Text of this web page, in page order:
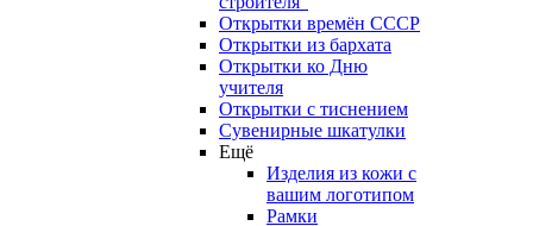
Открытки времён СССР
Открытки из бархата
Открытки ко Дню
учителя
Открытки с тиснением
Сувенирные шкатулки
Ещё
Изделия из кожи с
вашим логотипом
Рамки